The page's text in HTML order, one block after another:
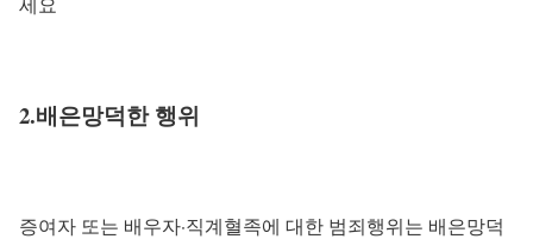
2.배은망덕한 행위
증여자 또는 배우자·직계혈족에 대한 범죄행위는 배은망덕